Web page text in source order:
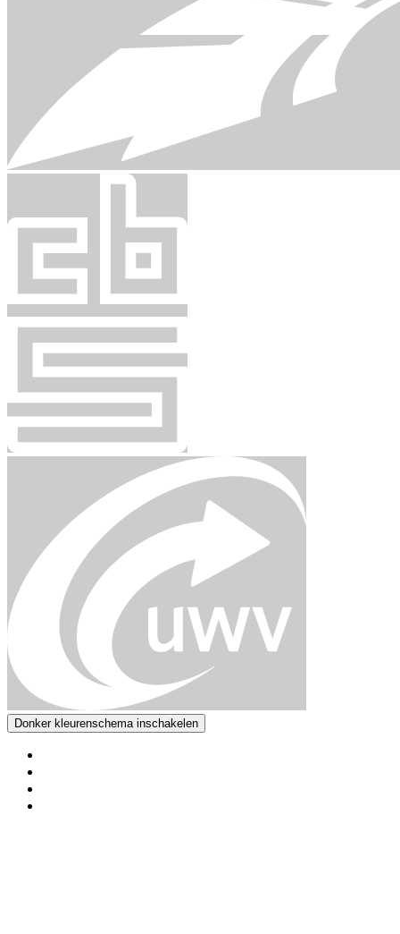
Donker kleurenschema inschakelen